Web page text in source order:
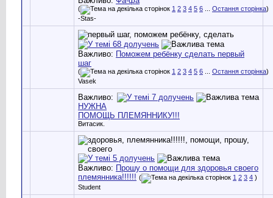
( 1 2 3 4 5 6 Остання сторінка)
-Stas-
Важливо: Поможем ребёнку сделать первый
шаг
( 1 2 3 4 5 6 Остання сторінка)
Vasek
Важливо:
НУЖНА
ПОМОЩЬ ПЛЕМЯННИКУ!!!
Витасик.
Важливо: Прошу о помощи для здоровья своего
племянника!!!!!! ( 1 2 3 4 )
Student